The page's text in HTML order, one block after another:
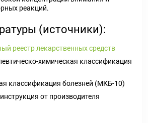
реакций.
(источники):
реестр лекарственных средств
химическая классификация
классификация болезней (МКБ-10)
от производителя